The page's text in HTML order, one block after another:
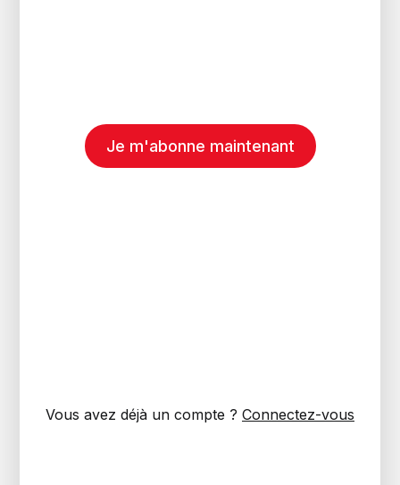
Je m'abonne maintenant
Vous avez déjà un compte ? Connectez-vous